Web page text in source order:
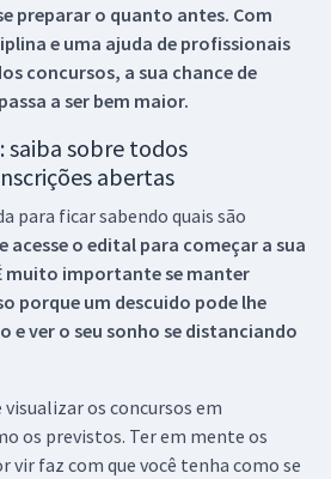
preparar o quanto antes. Com
e uma ajuda de profissionais
concursos, a sua chance de
a ser bem maior.
saiba sobre todos
abertas
para ficar sabendo quais são
acesse o edital para começar a sua
muito importante se manter
porque um descuido pode lhe
e ver o seu sonho se distanciando
os concursos em
os previstos. Ter em mente os
vir faz com que você tenha como se